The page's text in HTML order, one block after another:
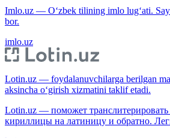
Imlo.uz — O‘zbek tilining imlo lug‘ati.
bor.
imlo.uz
Lotin.uz — foydalanuvchilarga berilgan
aksincha o‘girish xizmatini taklif etadi.
Lotin.uz — поможет транслитерировать
кириллицы на латиницу и обратно.